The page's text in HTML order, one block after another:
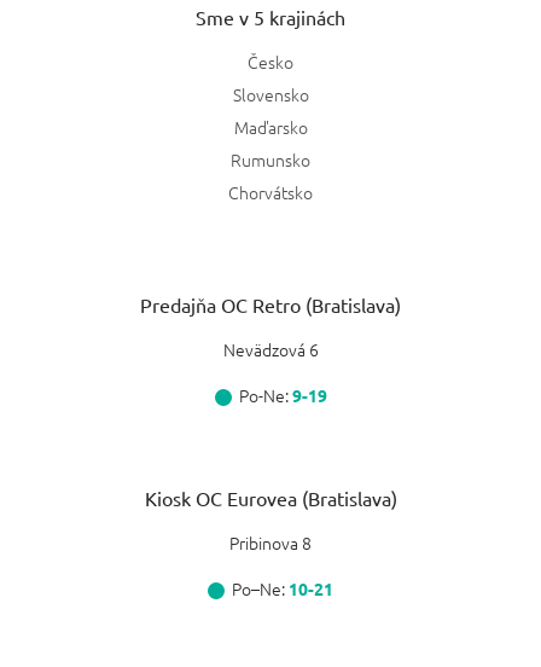
Sme v 5 krajinách
Česko
Slovensko
Maďarsko
Rumunsko
Chorvátsko
Predajňa OC Retro (Bratislava)
Nevädzová 6
Po-Ne:9-19
Kiosk OC Eurovea (Bratislava)
Pribinova 8
Po–Ne: 10-21